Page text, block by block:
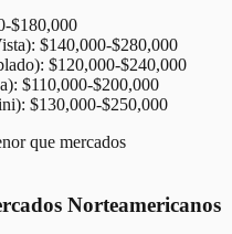
$180,000
$140,000-$280,000
$120,000-$240,000
$110,000-$200,000
$130,000-$250,000
que mercados
Norteamericanos